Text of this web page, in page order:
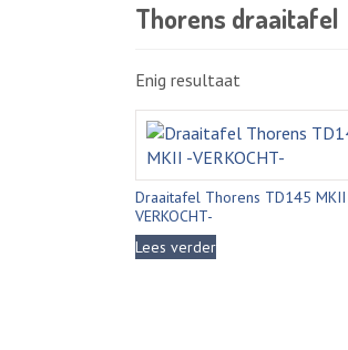
Thorens draaitafel
Enig resultaat
Draaitafel Thorens TD145 MKII
VERKOCHT-
Lees verder